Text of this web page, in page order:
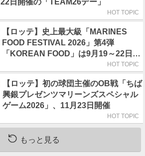
22日開催の「TEAM26デー」
HOT TOPIC
【ロッテ】史上最大級「MARINES
FOOD FESTIVAL 2026」第4弾
「KOREAN FOOD」は9月19～22日／
HOT TOPIC
【ロッテ】初の球団主催のOB戦「ちば
興銀プレゼンツマリーンズスペシャル
ゲーム2026」、11月23日開催
HOT TOPIC
もっと見る